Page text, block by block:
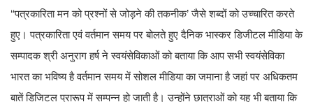
‘‘पत्रकारिता मन को प्रश्नों से जोड़ने की तकनीक’ जैसे शब्दों को उच्चारित करते
हुए। पत्रकारिता एवं वर्तमान समय पर बोलते हुए दैनिक भास्कर डिजीटल मीडिया के
सम्पादक श्री अनुराग हर्ष ने स्वयंसेविकाओं को बताया कि आप सभी स्वयंसेविका
भारत का भविष्य है वर्तमान समय में सोशल मीडिया का जमाना है जहां पर अधिकतम
बातें डिजिटल प्रारूप में सम्पन्न हो जाती है। उन्होंने छात्राओं को यह भी बताया कि